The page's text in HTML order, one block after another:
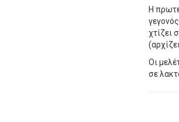
Η
χτίζει
Οι
σε